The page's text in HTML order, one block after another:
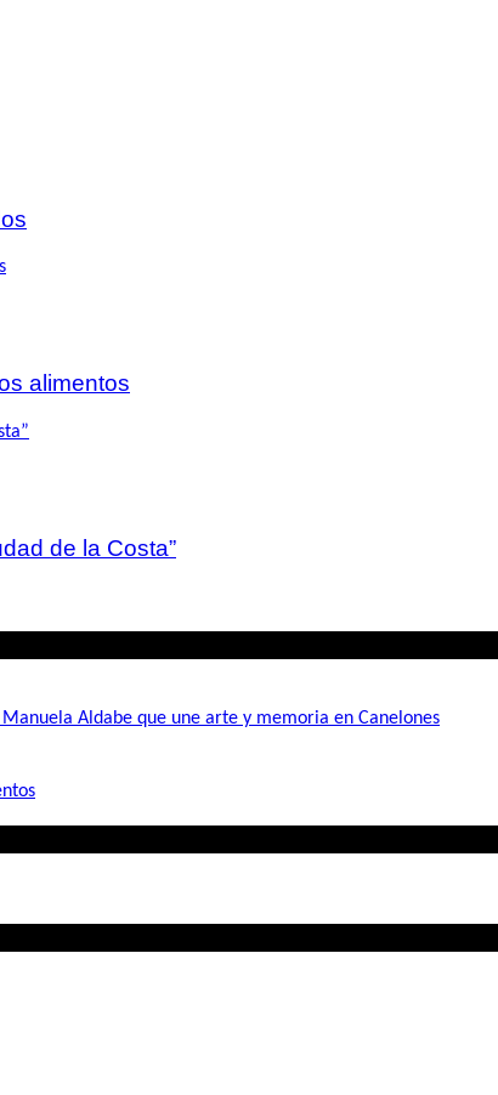
alimentos
de la Costa”
Aldabe que une arte y memoria en Canelones